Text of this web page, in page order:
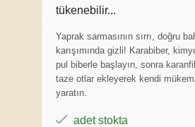
tükenebilir...
Yaprak sarmasının sırrı, doğru
karışımında gizli! Karabiber,
pul biberle başlayın, sonra
taze otlar ekleyerek kendi
yaratın.
adet stokta